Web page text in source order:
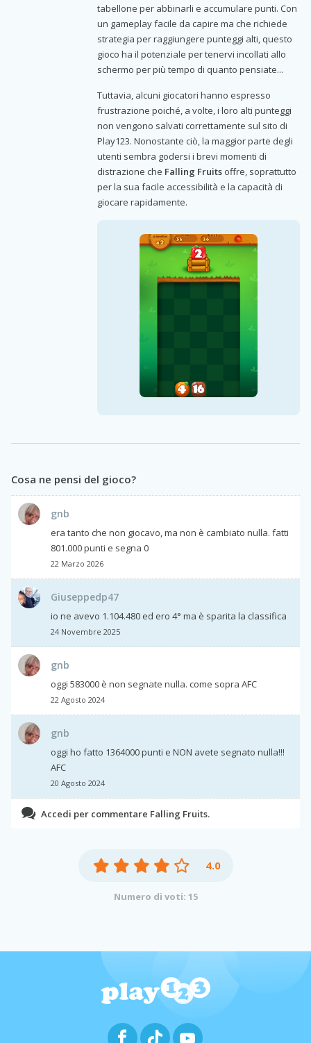
tabellone per abbinarli e accumulare punti. Con
un gameplay facile da capire ma che richiede
strategia per raggiungere punteggi alti, questo
gioco ha il potenziale per tenervi incollati allo
schermo per più tempo di quanto pensiate...
Tuttavia, alcuni giocatori hanno espresso
frustrazione poiché, a volte, i loro alti punteggi
non vengono salvati correttamente sul sito di
Play123. Nonostante ciò, la maggior parte degli
utenti sembra godersi i brevi momenti di
distrazione che Falling Fruits offre, soprattutto
per la sua facile accessibilità e la capacità di
giocare rapidamente.
Cosa ne pensi del gioco?
gnb
era tanto che non giocavo, ma non è cambiato nulla. fatti
801.000 punti e segna 0
22 Marzo 2026
Giuseppedp47
io ne avevo 1.104.480 ed ero 4° ma è sparita la classifica
24 Novembre 2025
gnb
oggi 583000 è non segnate nulla. come sopra AFC
22 Agosto 2024
gnb
oggi ho fatto 1364000 punti e NON avete segnato nulla!!!
AFC
20 Agosto 2024
Accedi per commentare Falling Fruits.
4.0
Numero di voti: 15